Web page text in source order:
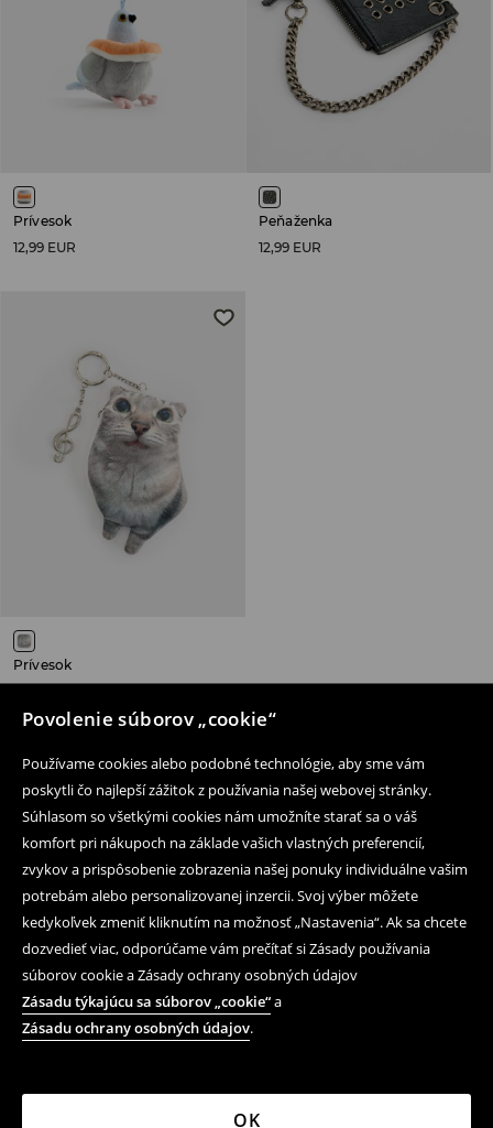
Povolenie súborov „cookie“
Používame cookies alebo podobné technológie, aby sme vám
poskytli čo najlepší zážitok z používania našej webovej stránky.
Súhlasom so všetkými cookies nám umožníte starať sa o váš
komfort pri nákupoch na základe vašich vlastných preferencií,
zvykov a prispôsobenie zobrazenia našej ponuky individuálne vašim
potrebám alebo personalizovanej inzercii. Svoj výber môžete
kedykoľvek zmeniť kliknutím na možnosť „Nastavenia“. Ak sa chcete
dozvedieť viac, odporúčame vám prečítať si Zásady používania
súborov cookie a Zásady ochrany osobných údajov
Zásadu týkajúcu sa súborov „cookie“a
Zásadu ochrany osobných údajov.
OK
Prívesok
12,99 EUR
Peňaženka
12,99 EUR
Prívesok
Následujte nás
Pomoc a kontakt
Nákup produktov on-line
Obchodné podmienky a ochrana osobných údajov
Právne záležitosti
LPP